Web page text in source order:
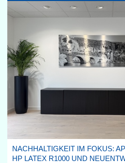
NACHHALTIGKEIT IM FOKUS:
HP LATEX R1000 UND